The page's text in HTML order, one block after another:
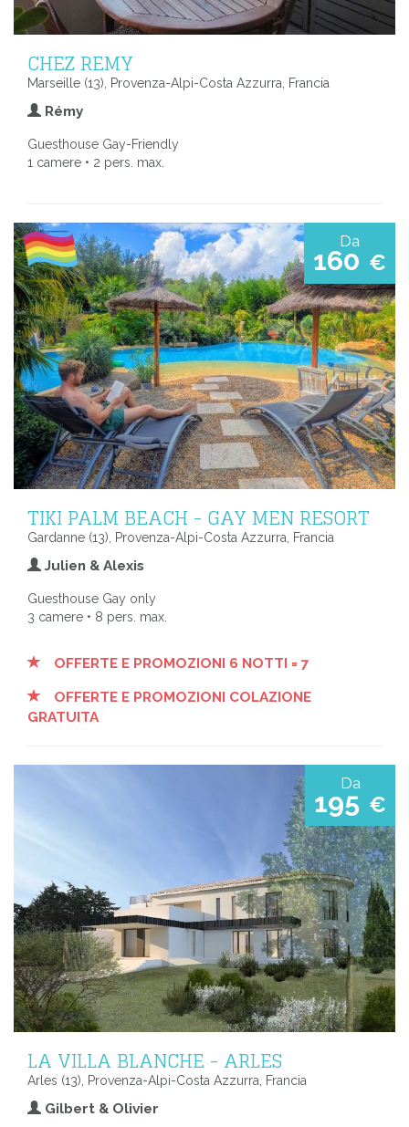
CHEZ REMY
Marseille (13), Provenza-Alpi-Costa Azzurra, Francia
Rémy
Guesthouse Gay-Friendly
1 camere • 2 pers. max.
Da
160 €
TIKI PALM BEACH - GAY MEN RESORT
Gardanne (13), Provenza-Alpi-Costa Azzurra, Francia
Julien & Alexis
Guesthouse Gay only
3 camere • 8 pers. max.
OFFERTE E PROMOZIONI 6 NOTTI = 7
OFFERTE E PROMOZIONI COLAZIONE
GRATUITA
Da
195 €
LA VILLA BLANCHE - ARLES
Arles (13), Provenza-Alpi-Costa Azzurra, Francia
Gilbert & Olivier